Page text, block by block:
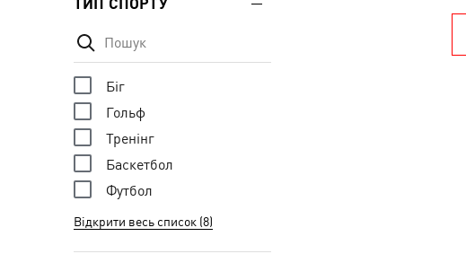
ТИП СПОРТУ
Біг
Гольф
Тренінг
Баскетбол
Футбол
Відкрити весь список (8)